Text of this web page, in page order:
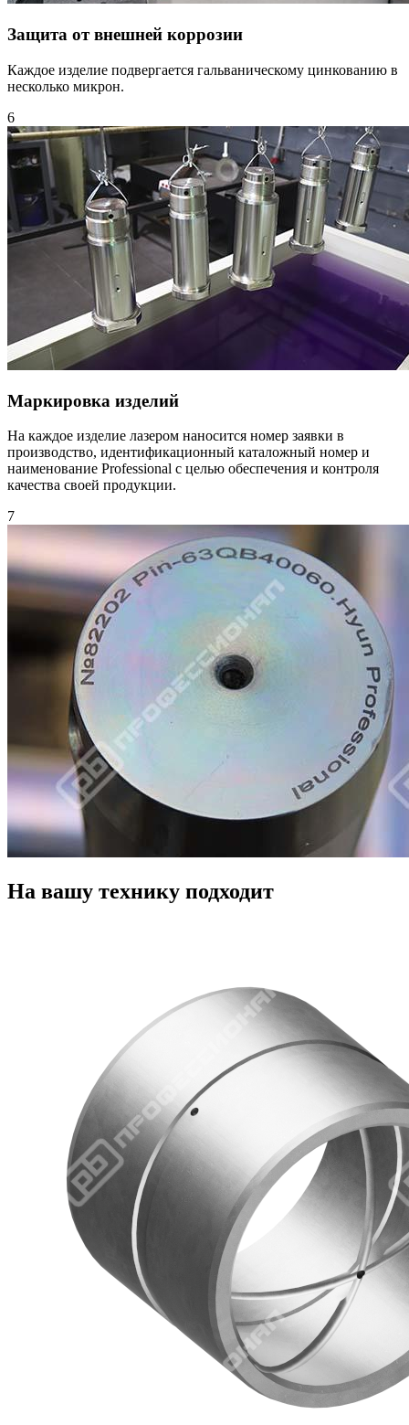
Защита от внешней коррозии
Каждое изделие подвергается гальваническому цинкованию в
несколько микрон.
6
Маркировка изделий
На каждое изделие лазером наносится номер заявки в
производство, идентификационный каталожный номер и
наименование Professional с целью обеспечения и контроля
качества своей продукции.
7
На вашу технику подходит